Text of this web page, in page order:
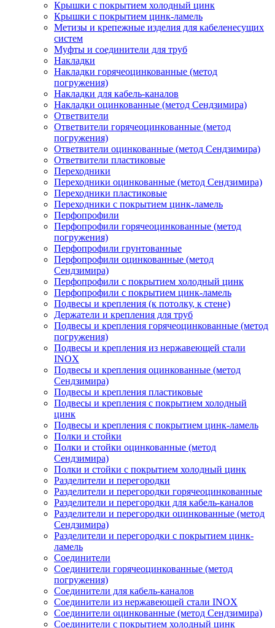
Крышки с покрытием холодный цинк
Крышки с покрытием цинк-ламель
Метизы и крепежные изделия для кабеленесущих
систем
Муфты и соединители для труб
Накладки
Накладки горячеоцинкованные (метод
погружения)
Накладки для кабель-каналов
Накладки оцинкованные (метод Сендзимира)
Ответвители
Ответвители горячеоцинкованные (метод
погружения)
Ответвители оцинкованные (метод Сендзимира)
Ответвители пластиковые
Переходники
Переходники оцинкованные (метод Сендзимира)
Переходники пластиковые
Переходники с покрытием цинк-ламель
Перфопрофили
Перфопрофили горячеоцинкованные (метод
погружения)
Перфопрофили грунтованные
Перфопрофили оцинкованные (метод
Сендзимира)
Перфопрофили с покрытием холодный цинк
Перфопрофили с покрытием цинк-ламель
Подвесы и крепления (к потолку, к стене)
Держатели и крепления для труб
Подвесы и крепления горячеоцинкованные (метод
погружения)
Подвесы и крепления из нержавеющей стали
INOX
Подвесы и крепления оцинкованные (метод
Сендзимира)
Подвесы и крепления пластиковые
Подвесы и крепления с покрытием холодный
цинк
Подвесы и крепления с покрытием цинк-ламель
Полки и стойки
Полки и стойки оцинкованные (метод
Сендзимира)
Полки и стойки с покрытием холодный цинк
Разделители и перегородки
Разделители и перегородки горячеоцинкованные
Разделители и перегородки для кабель-каналов
Разделители и перегородки оцинкованные (метод
Сендзимира)
Разделители и перегородки с покрытием цинк-
ламель
Соединители
Соединители горячеоцинкованные (метод
погружения)
Соединители для кабель-каналов
Соединители из нержавеющей стали INOX
Соединители оцинкованные (метод Сендзимира)
Соединители с покрытием холодный цинк